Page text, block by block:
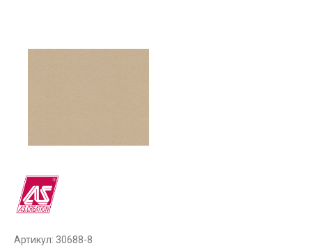
Артикул: 30688-8